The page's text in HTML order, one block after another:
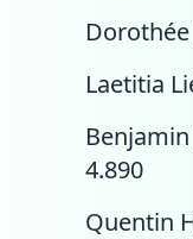
Dorothée
Laetitia
4.890
Quentin